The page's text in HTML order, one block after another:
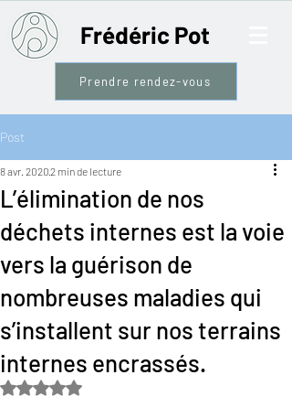
Frédéric Pot
Prendre rendez-vous
Post
L’élimination de nos
déchets internes est la voie
vers la guérison de
nombreuses maladies qui
s’installent sur nos terrains
internes encrassés.
8 avr. 20202 min de lecture
Noté NaN étoiles sur 5.